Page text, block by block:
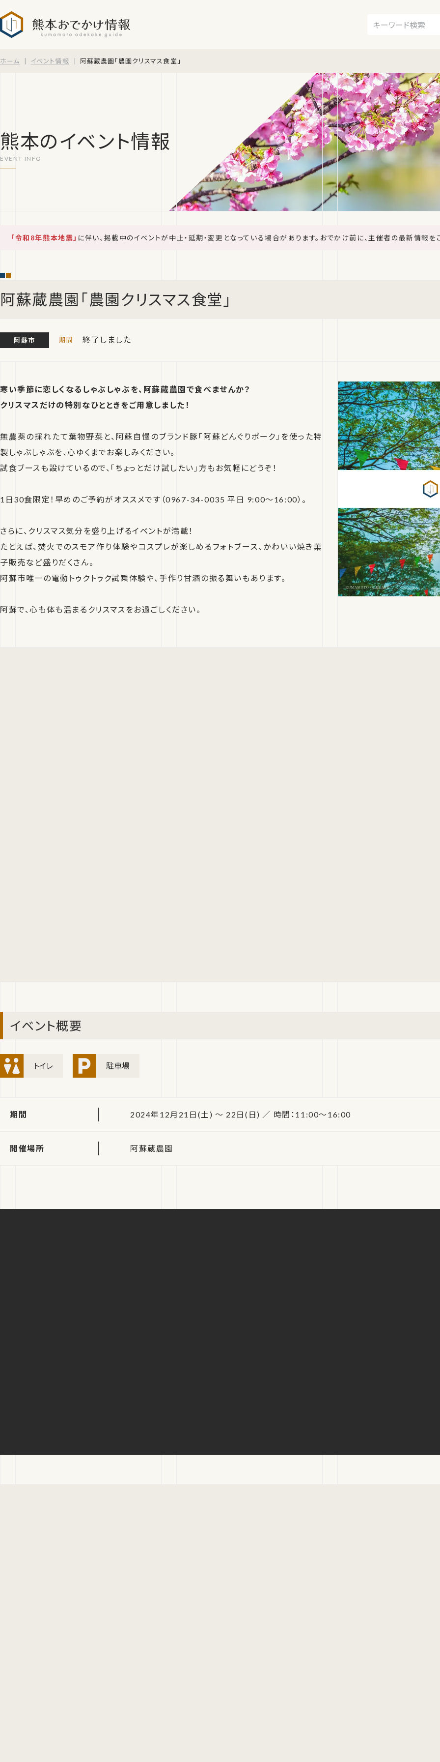
ホーム イベント情報 阿蘇蔵農園「農園クリスマス食堂」
熊本のイベント情報
「令和8年熊本地震」 に伴い、掲載中のイベントが中止・延期・変更となっている場合があります。おでかけ前に、主催者の最新情報を
阿蘇蔵農園「農園クリスマス食堂」
阿蘇市 終了しました
寒い季節に恋しくなるしゃぶしゃぶを、阿蘇蔵農園で食べませんか？
クリスマスだけの特別なひとときをご用意しました！
無農薬の採れたて葉物野菜と、阿蘇自慢のブランド豚「阿蘇どんぐりポーク」を使った特
製しゃぶしゃぶを、心ゆくまでお楽しみください。
試食ブースも設けているので、「ちょっとだけ試したい」方もお気軽にどうぞ！
1日30食限定！早めのご予約がオススメです（0967-34-0035 平日 9:00～16:00）。
さらに、クリスマス気分を盛り上げるイベントが満載！
たとえば、焚火でのスモア作り体験やコスプレが楽しめるフォトブース、かわいい焼き菓
子販売など盛りだくさん。
阿蘇市唯一の電動トゥクトゥク試乗体験や、手作り甘酒の振る舞いもあります。
阿蘇で、心も体も温まるクリスマスをお過ごしください。
イベント概要
トイレ 駐車場
期間 2024年12月21日(土) ～ 22日(日) ／ 時間：11:00～16:00
開催場所 阿蘇蔵農園